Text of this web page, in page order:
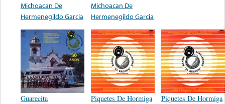
Michoacan De
Hermenegildo Garcia
Michoacan De
Hermenegildo Garcia
Guarecita
Piquetes De Hormiga
Piquetes De Hormiga